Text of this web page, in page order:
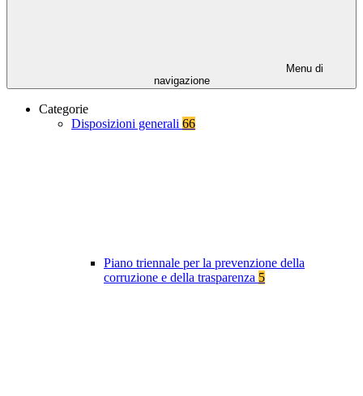
Menu di
navigazione
Categorie
Disposizioni generali 66
Piano triennale per la prevenzione della
corruzione e della trasparenza 5